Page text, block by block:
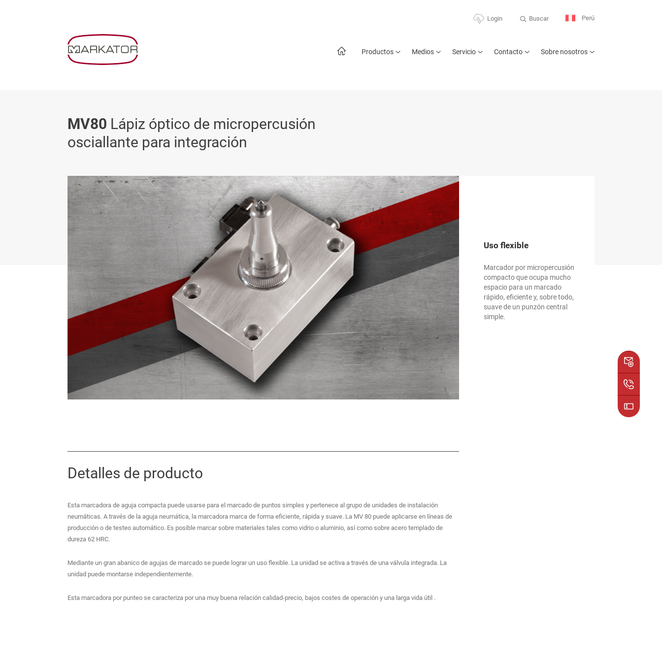
Login Buscar Perú
Productos Medios Servicio Contacto Sobre nosotros
MV80 Lápiz óptico de micropercusión
osciallante para integración
Uso flexible
Marcador por micropercusión
compacto que ocupa mucho
espacio para un marcado
rápido, eficiente y, sobre todo,
suave de un punzón central
simple.
Detalles de producto
Esta marcadora de aguja compacta puede usarse para el marcado de puntos simples y pertenece al grupo de unidades de instalación
neumáticas. A través de la aguja neumática, la marcadora marca de forma eficiente, rápida y suave. La MV 80 puede aplicarse en líneas de
producción o de testeo automático. Es posible marcar sobre materiales tales como vidrio o aluminio, así como sobre acero templado de
dureza 62 HRC.
Mediante un gran abanico de agujas de marcado se puede lograr un uso flexible. La unidad se activa a través de una válvula integrada. La
unidad puede montarse independientemente.
Esta marcadora por punteo se caracteriza por una muy buena relación calidad-precio, bajos costes de operación y una larga vida útil .